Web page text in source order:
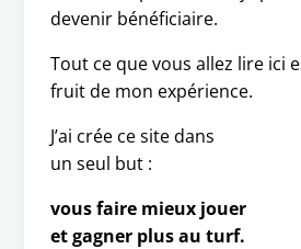
devenir bénéficiaire.
Tout ce que vous allez lire ici
fruit de mon expérience.
J’ai crée ce site dans
un seul but :
vous faire mieux jouer
et gagner plus au turf.